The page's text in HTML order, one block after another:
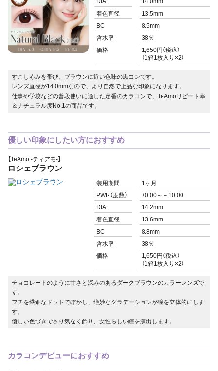
DIA
14.0mm
着色直径
13.5mm
BC
8.5mm
含水率
38％
価格
1,650円（税込）
（1箱1枚入り×2）
すこし赤みを帯び、ブラウンに近い色味の黒コンです。
レンズ直径が14.0mmなので、より自然で上品な印象になります。
仕事や学校などの普段使いに適した定番のカラコンで、TeAmoリピート率
＆ナチュラル度No.1の商品です。
優しい印象にしたい方におすすめ
【TeAmo -ティアモ-】
ロシェブラウン
装用期間
1ヶ月
PWR （度数）
±0.00～－10.00
DIA
14.2mm
着色直径
13.6mm
BC
8.8mm
含水率
38％
価格
1,650円（税込）
（1箱1枚入り×2）
チョコレートのように甘さと深みのあるダークブラウンのカラーレンズで
す。
フチを繊細なドットでぼかし、絶妙なグラデーションが瞳を立体的にしま
す。
優しい色づきでさり気なく飾り、女性らしい瞳を演出します。
カラコンデビューにおすすめ